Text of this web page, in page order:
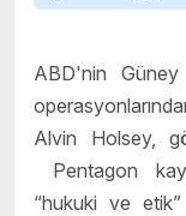
ABD'nin
Alvin Holsey,
Pentagon
“hukuki ve etik”